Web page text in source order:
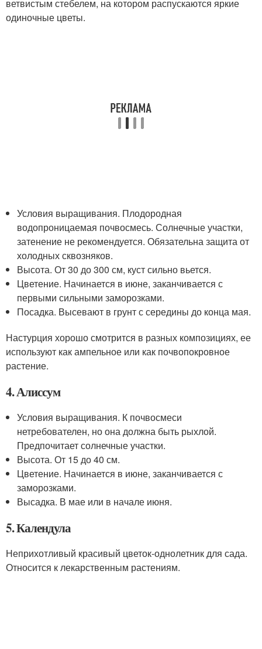
ветвистым стебелем, на котором распускаются яркие
одиночные цветы.
Условия выращивания. Плодородная
водопроницаемая почвосмесь. Солнечные участки,
затенение не рекомендуется. Обязательна защита от
холодных сквозняков.
Высота. От 30 до 300 см, куст сильно вьется.
Цветение. Начинается в июне, заканчивается с
первыми сильными заморозками.
Посадка. Высевают в грунт с середины до конца мая.
Настурция хорошо смотрится в разных композициях, ее
используют как ампельное или как почвопокровное
растение.
4. Алиссум
Условия выращивания. К почвосмеси
нетребователен, но она должна быть рыхлой.
Предпочитает солнечные участки.
Высота. От 15 до 40 см.
Цветение. Начинается в июне, заканчивается с
заморозками.
Высадка. В мае или в начале июня.
5. Календула
Неприхотливый красивый цветок-однолетник для сада.
Относится к лекарственным растениям.